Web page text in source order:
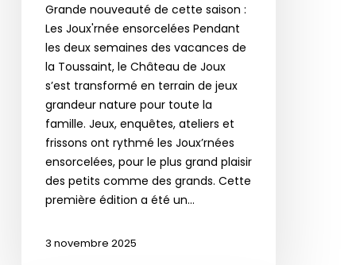
Grande nouveauté de cette saison :
Les Joux'rnée ensorcelées Pendant
les deux semaines des vacances de
la Toussaint, le Château de Joux
s’est transformé en terrain de jeux
grandeur nature pour toute la
famille. Jeux, enquêtes, ateliers et
frissons ont rythmé les Joux’rnées
ensorcelées, pour le plus grand plaisir
des petits comme des grands. Cette
première édition a été un…
3 novembre 2025